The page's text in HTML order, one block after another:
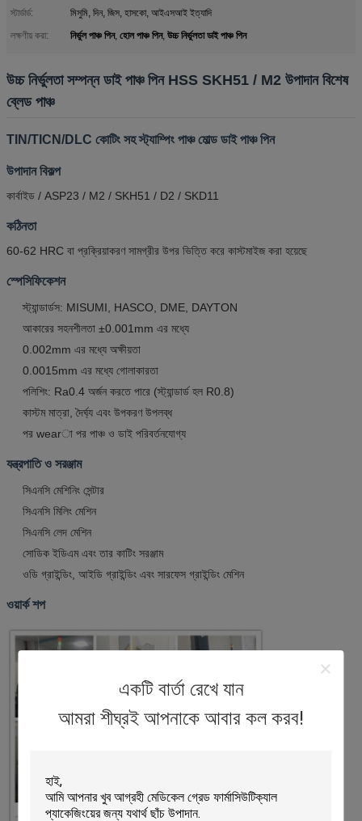
একটি বার্তা রেখে যান
আমরা শীঘ্রই আপনাকে আবার কল করব!
স্টার্ডার্ড:
মিসুমি, দিন, জিস, হাসকো, আইএসআই ইত্যাদি
লক্ষণীয় করা:
নির্ভুল পাঞ্চ পিন, হোল পাঞ্চ পিন, উচ্চ নির্ভুলতা ডাই পাঞ্চ পিন
উচ্চ নির্ভুলতা সম্পন্ন ডাই পাঞ্চ পিন HSS SKH51 / M2 উপাদান বিশেষ
ব্লেড পাঞ্চ
TIN/TICN/DLC কোটিং সহ স্ট্যাম্পিং পাঞ্চ মোল্ড ডাই পাঞ্চ পিন
উপাদান বিকল্প
কার্বাইড / ASP23 / M2 / SKH51 / D2 / SKD11
কঠিনতা
60-62 HRC বা প্রক্রিয়াকরণ সামগ্রীর উপর ভিত্তি করে কাস্টমাইজ করা হয়েছে
স্পেসিফিকেশন
স্ট্যান্ডার্ডস: MISUMI, HASCO, DME, DAYTON
আকারের সহনশীলতা ±0.001mm এর মধ্যে
0.002mm এর মধ্যে অক্ষীয়তা
0.0015mm এর মধ্যে গোলাকারতা
পলিশিং: Ra0.4 অর্জন করতে পারে (স্ট্যান্ডার্ড হল R0.8)
কাস্টম মাত্রা, দৈর্ঘ্য এবং উপকরণ উপলব্ধ
পর wearা পর পাঞ্চ ও ডাই পরিবর্তনযোগ্য
যন্ত্রপাতি ও সরঞ্জাম
সিএনসি মেশিনিং সেন্টার
সিএনসি মিলিং মেশিন
সিএনসি লেদ মেশিন
সোডিক ইডিএম এবং তার কাটিং সরঞ্জাম
ওডি গ্রাইন্ডিং, আইডি গ্রাইন্ডিং এবং সারফেস গ্রাইন্ডিং মেশিন
ওয়ার্ক শপ